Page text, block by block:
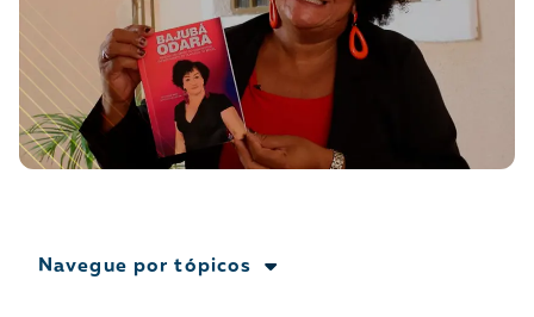
direitos humanos no Brasil. Para continuar,
esse trabalho precisa da sua doação!
VEJA COMO APOIAR!
Navegue por tópicos